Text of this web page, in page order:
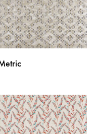
NA
LISTU